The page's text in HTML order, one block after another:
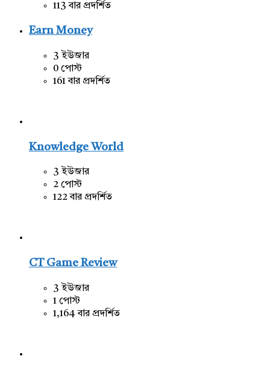
113 বার প্রদর্শিত
Earn Money
3 ইউজার
0 পোস্ট
161 বার প্রদর্শিত
Knowledge World
3 ইউজার
2 পোস্ট
122 বার প্রদর্শিত
CT Game Review
3 ইউজার
1 পোস্ট
1,164 বার প্রদর্শিত